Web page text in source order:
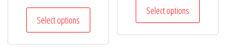
Select options
Select options